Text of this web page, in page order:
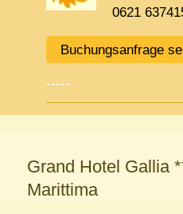
0621
Buchungsanfrage
-----
Grand Hotel Gallia
Marittima